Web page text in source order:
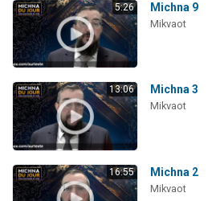
5:26 Michna 9
Mikvaot
13:06 Michna 3
Mikvaot
16:55 Michna 2
Mikvaot